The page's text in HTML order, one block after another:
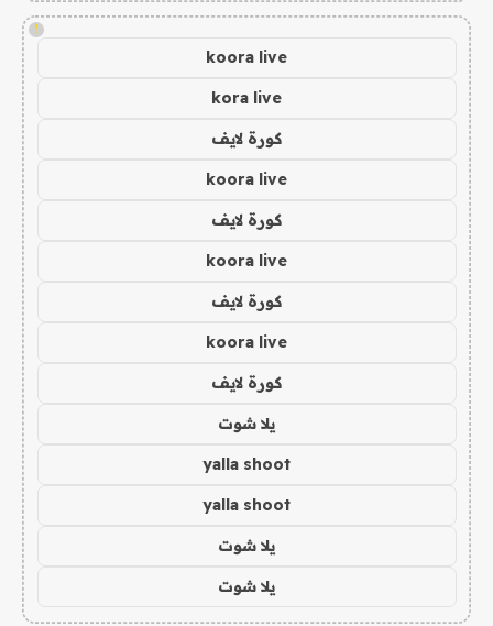
!
koora live
kora live
كورة لايف
koora live
كورة لايف
koora live
كورة لايف
koora live
كورة لايف
يلا شوت
yalla shoot
yalla shoot
يلا شوت
يلا شوت